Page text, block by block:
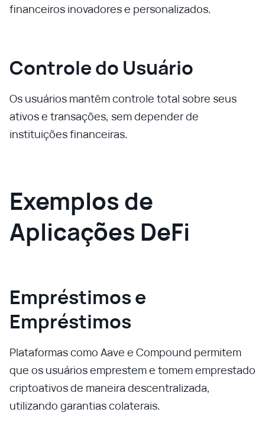
financeiros inovadores e personalizados.
Controle do Usuário
Os usuários mantêm controle total sobre seus
ativos e transações, sem depender de
instituições financeiras.
Exemplos de
Aplicações DeFi
Empréstimos e
Empréstimos
Plataformas como Aave e Compound permitem
que os usuários emprestem e tomem emprestado
criptoativos de maneira descentralizada,
utilizando garantias colaterais.